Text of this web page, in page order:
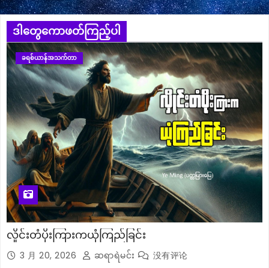
ဒါတွေကောဖတ်ကြည့်ပါ
ခရစ်ယာန်အသက်တာ
လှိုင်းတံပိုးကြားကယုံကြည်ခြင်း
3 月 20, 2026 ဆရာရဲမင်း 没有评论